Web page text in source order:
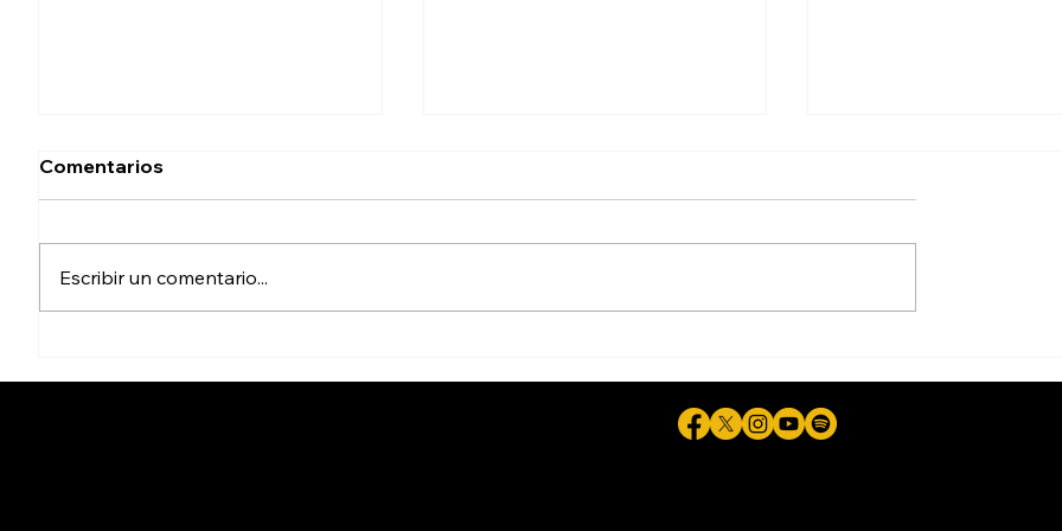
de 75% en acciones para
profesionalización entre
trabajadoras de Estancias
Infantiles del DIF Tijuana
de 36 mmdp
Comentarios
Escribir un comentario...